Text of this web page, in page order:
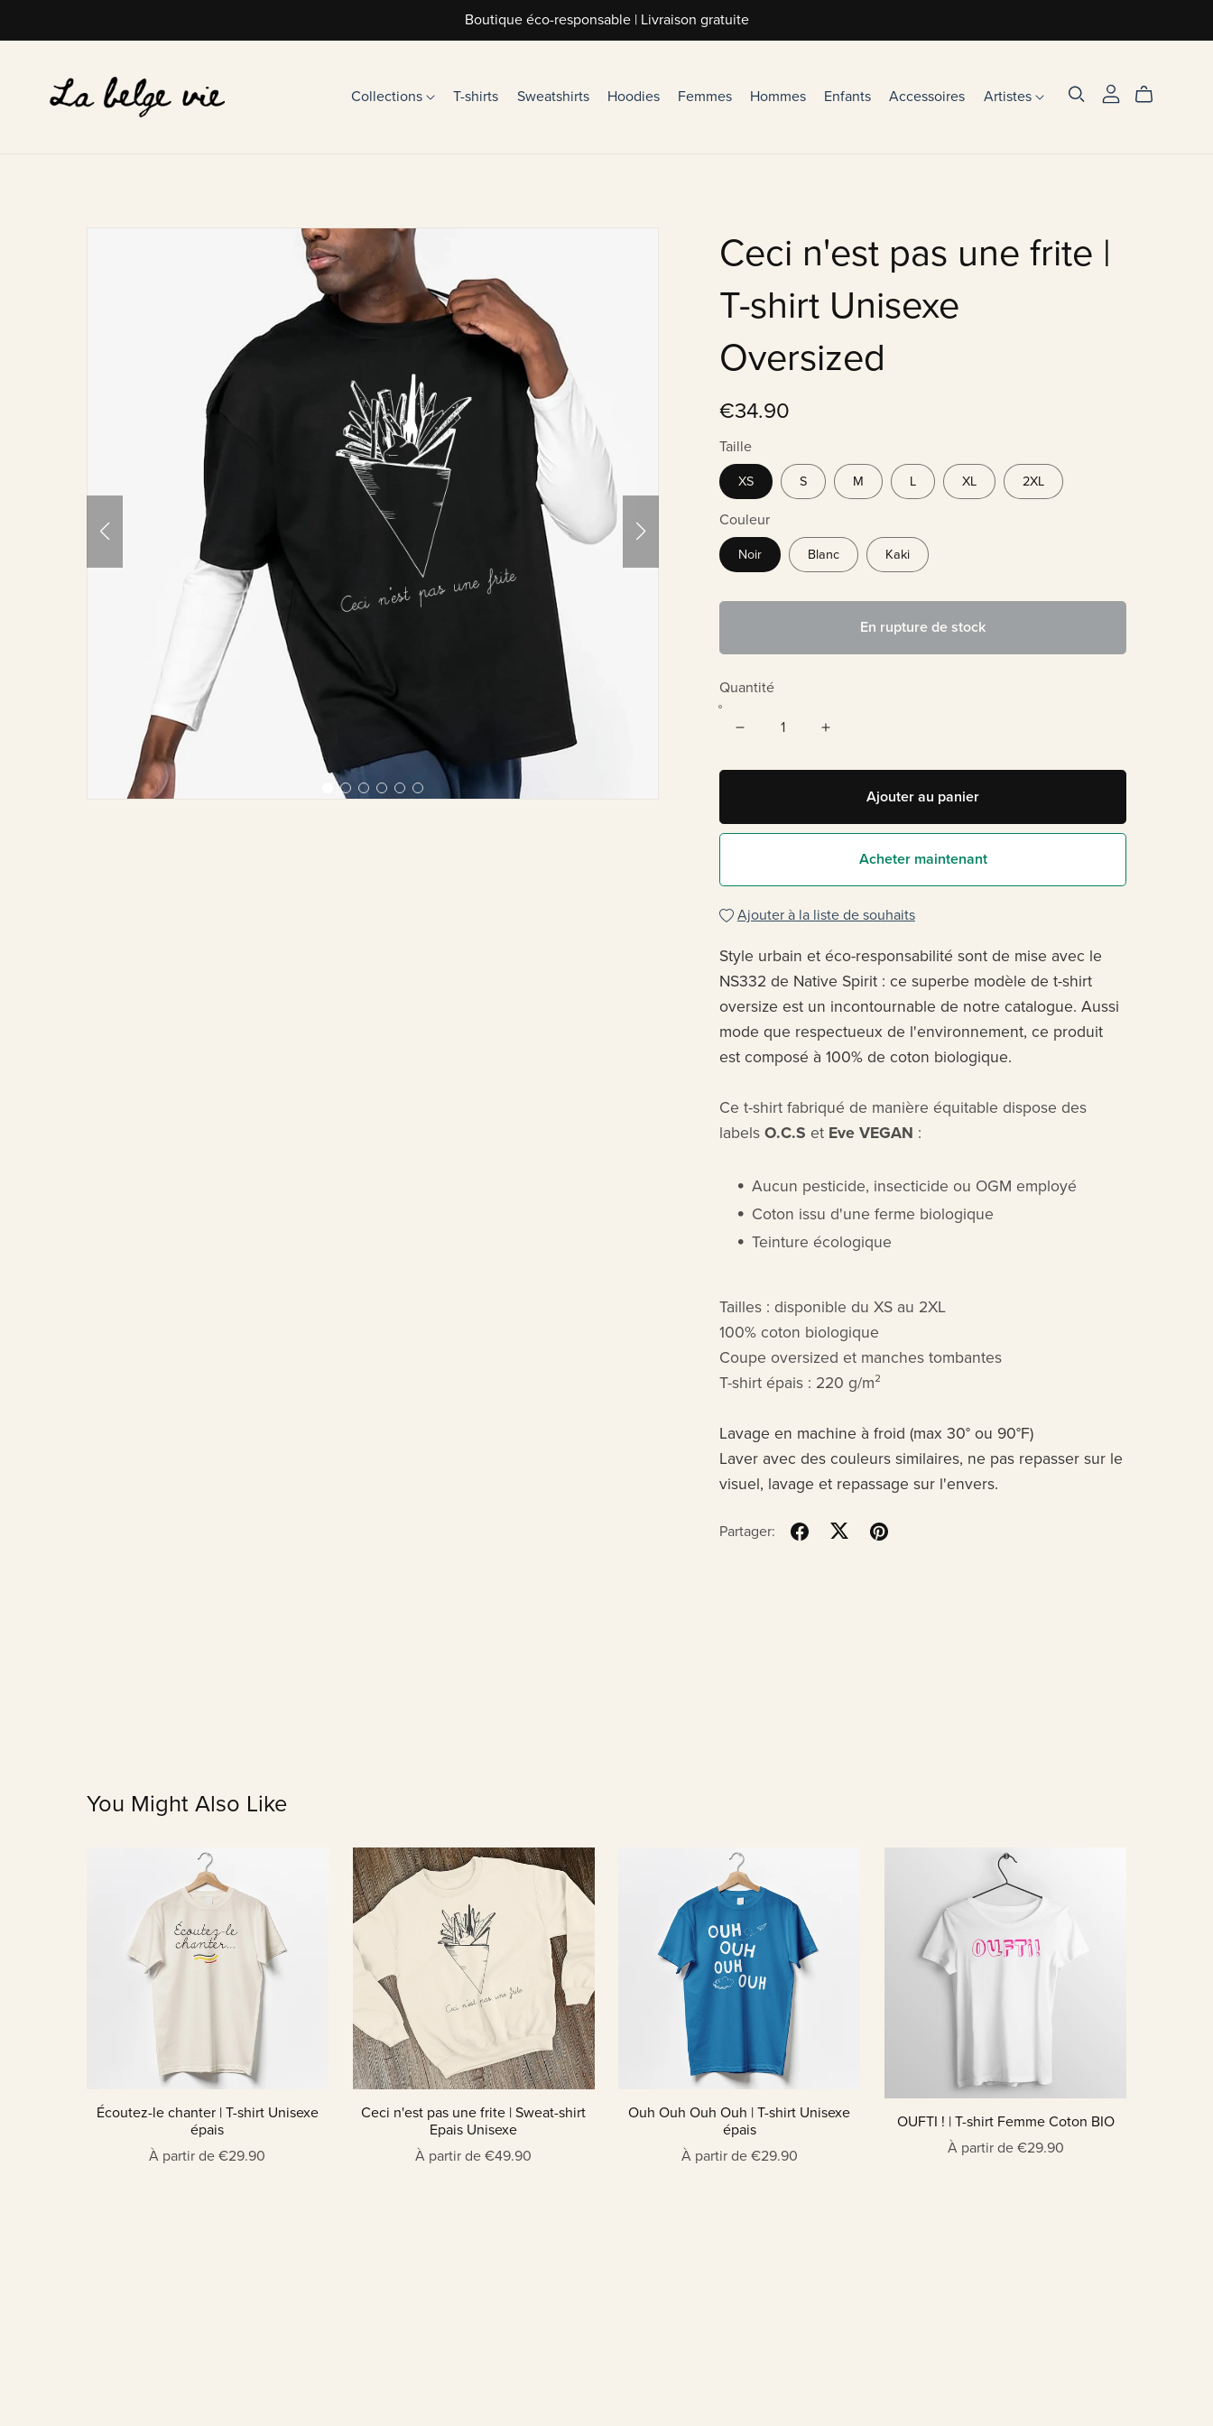
Boutique éco-responsable | Livraison gratuite
Collections T-shirts Sweatshirts Hoodies Femmes Hommes Enfants Accessoires Artistes
Ceci n'est pas une frite |
T-shirt Unisexe
Oversized
€34.90
Taille
XS S M L XL 2XL
Couleur
Noir Blanc Kaki
En rupture de stock
Quantité
Ajouter au panier
Acheter maintenant
Ajouter à la liste de souhaits
Style urbain et éco-responsabilité sont de mise avec le
NS332 de Native Spirit : ce superbe modèle de t-shirt
oversize est un incontournable de notre catalogue. Aussi
mode que respectueux de l'environnement, ce produit
est composé à 100% de coton biologique.
Ce t-shirt fabriqué de manière équitable dispose des
labels O.C.S et Eve VEGAN :
Aucun pesticide, insecticide ou OGM employé
Coton issu d'une ferme biologique
Teinture écologique
Tailles : disponible du XS au 2XL
100% coton biologique
Coupe oversized et manches tombantes
T-shirt épais : 220 g/m²
Lavage en machine à froid (max 30° ou 90°F)
Laver avec des couleurs similaires, ne pas repasser sur le
visuel, lavage et repassage sur l'envers.
Partager:
You Might Also Like
Écoutez-le chanter | T-shirt Unisexe
épais
À partir de €29.90
Ceci n'est pas une frite | Sweat-shirt
Epais Unisexe
À partir de €49.90
Ouh Ouh Ouh Ouh | T-shirt Unisexe
épais
À partir de €29.90
OUFTI ! | T-shirt Femme Coton BIO
À partir de €29.90